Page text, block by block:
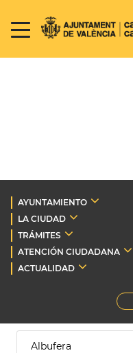
AYUNTAMIENTO
LA CIUDAD
TRÁMITES
ATENCIÓN CIUDADANA
ACTUALIDAD
Albufera